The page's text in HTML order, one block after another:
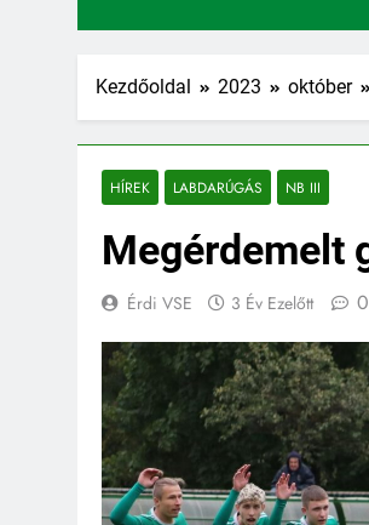
Kezdőoldal 2023 október
HÍREK LABDARÚGÁS NB III
Megérdemelt
Érdi VSE 3 Év Ezelőtt 0